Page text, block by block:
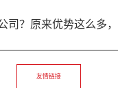
司？原来优势这么多
友情链接